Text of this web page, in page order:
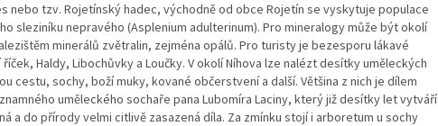
nebo tzv. Rojetínský hadec, východně od obce Rojetín se vyskytuje populace
sleziníku nepravého (Asplenium adulterinum). Pro mineralogy může být okolí
minerálů zvětralin, zejména opálů. Pro turisty je bezesporu lákavé
Haldy, Libochůvky a Loučky. V okolí Níhova lze nalézt desítky uměleckých
cestu, sochy, boží muky, kované občerstvení a další. Většina z nich je dílem
uměleckého sochaře pana Lubomíra Laciny, který již desítky let vytváří
a do přírody velmi citlivě zasazená díla. Za zmínku stojí i arboretum u sochy